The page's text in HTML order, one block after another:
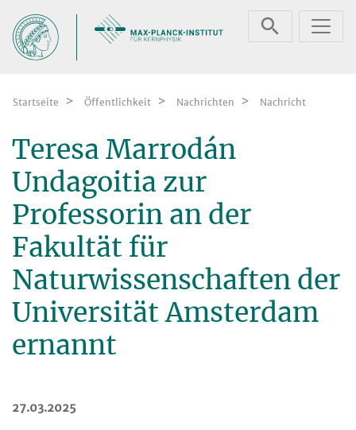
Startseite Öffentlichkeit Nachrichten Nachricht
Teresa Marrodán
Undagoitia zur
Professorin an der
Fakultät für
Naturwissenschaften der
Universität Amsterdam
ernannt
27.03.2025